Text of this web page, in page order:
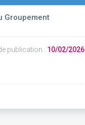
Groupement
publication : 10/02/2026